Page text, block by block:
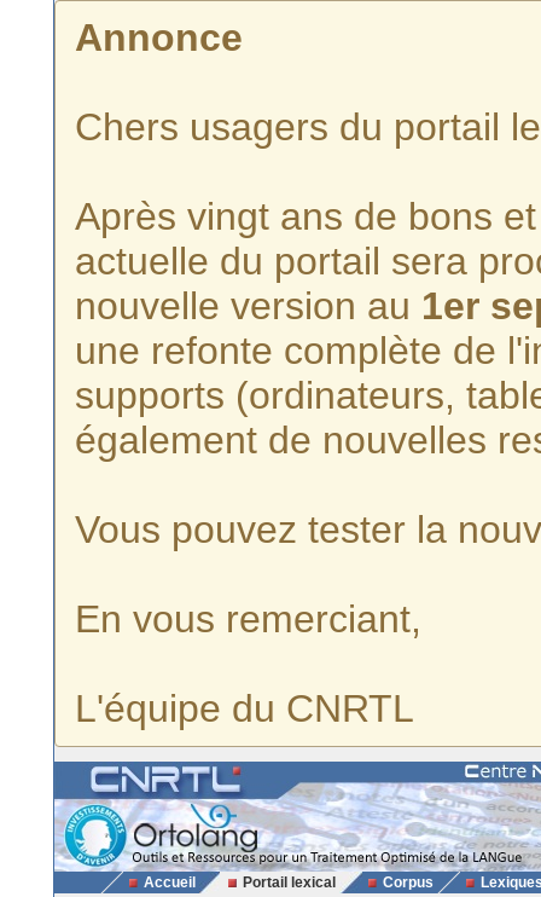
Annonce
Chers usagers du portail
Après vingt ans de bons
actuelle du portail sera
nouvelle version au 1er
une refonte complète de
supports (ordinateurs,
également de nouvelles
Vous pouvez tester la
En vous remerciant,
L'équipe du CNRTL
Accueil Portail lexical Corpus